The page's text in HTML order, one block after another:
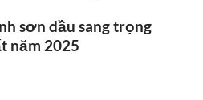
sơn dầu sang trọng
năm 2025